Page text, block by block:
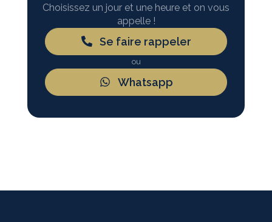
Choisissez un jour et une heure et on vous
appelle !
Se faire rappeler
ou
Whatsapp